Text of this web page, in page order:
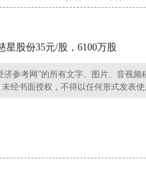
星股份35元/股，6100万股
参考网”的所有文字、图片、音视频
经书面授权，不得以任何形式发表